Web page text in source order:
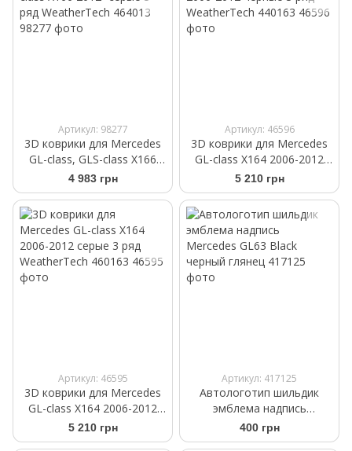
Артикул: 98277
3D коврики для Mercedes
GL-class, GLS-class X166
2012- cерые 3 ряд
WeatherTech 464013
4 983 грн
Артикул: 46596
3D коврики для Mercedes
GL-class X164 2006-2012
черные 3 ряд WeatherTech
440163
5 210 грн
Артикул: 46595
3D коврики для Mercedes
GL-class X164 2006-2012
cерые 3 ряд WeatherTech
460163
5 210 грн
Артикул: 417125
Автологотип шильдик
эмблема надпись
Mercedes GL63 Black
черный глянец
400 грн